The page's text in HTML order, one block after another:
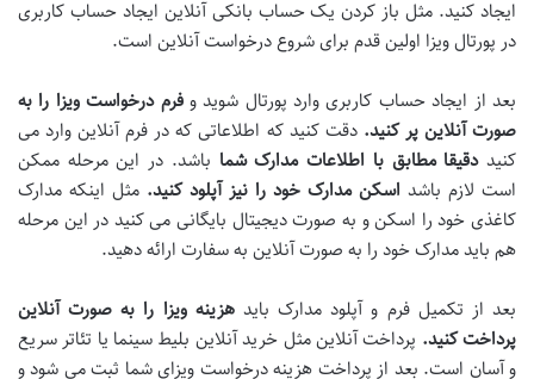
ایجاد کنید. مثل باز کردن یک حساب بانکی آنلاین ایجاد حساب کاربری
در پورتال ویزا اولین قدم برای شروع درخواست آنلاین است.
بعد از ایجاد حساب کاربری وارد پورتال شوید وفرم درخواست ویزا را به
صورت آنلاین پر کنید. دقت کنید که اطلاعاتی که در فرم آنلاین وارد می
کنیددقیقا مطابق با اطلاعات مدارک شما باشد. در این مرحله ممکن
است لازم باشد اسکن مدارک خود را نیز آپلود کنید. مثل اینکه مدارک
کاغذی خود را اسکن و به صورت دیجیتال بایگانی می کنید در این مرحله
هم باید مدارک خود را به صورت آنلاین به سفارت ارائه دهید.
بعد از تکمیل فرم و آپلود مدارک بایدهزینه ویزا را به صورت آنلاین
پرداخت کنید. پرداخت آنلاین مثل خرید آنلاین بلیط سینما یا تئاتر سریع
و آسان است. بعد از پرداخت هزینه درخواست ویزای شما ثبت می شود و